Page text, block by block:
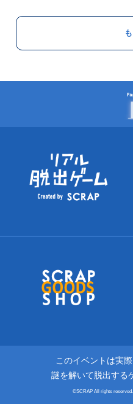
このイベントは実
謎を解いて脱出する
©SCRAP All rights